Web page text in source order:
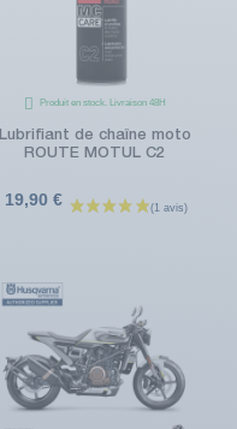
Produit en stock. Livraison 48H
Lubrifiant de chaîne moto
ROUTE MOTUL C2
19,90 €